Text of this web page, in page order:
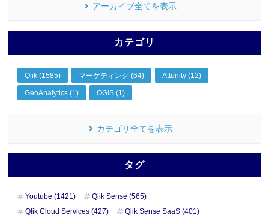
アーカイブ全てを表示
カテゴリ
Qlik (1585) マーケティング (64) Attunity (12)
GeoAnalytics (1) OGIS (1)
カテゴリ全てを表示
タグ
Youtube (1421)
Qlik Sense (565)
Qlik Cloud Services (427)
Qlik Sense SaaS (401)